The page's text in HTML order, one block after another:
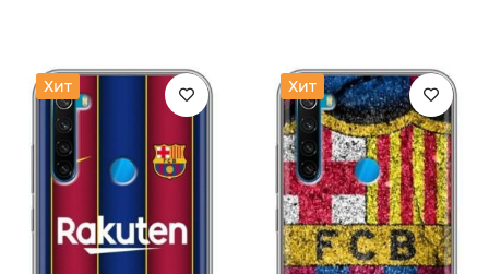
Хит Хит